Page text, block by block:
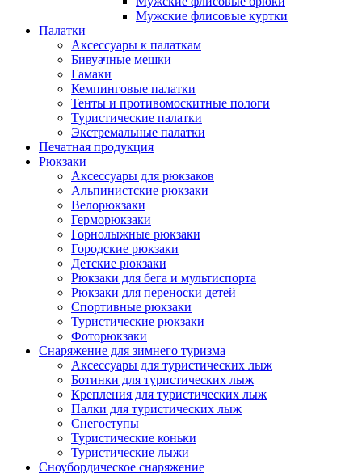
Мужские флисовые куртки
Палатки
Аксессуары к палаткам
Бивуачные мешки
Гамаки
Кемпинговые палатки
Тенты и противомоскитные пологи
Туристические палатки
Экстремальные палатки
Печатная продукция
Рюкзаки
Аксессуары для рюкзаков
Альпинистские рюкзаки
Велорюкзаки
Герморюкзаки
Горнолыжные рюкзаки
Городские рюкзаки
Детские рюкзаки
Рюкзаки для бега и мультиспорта
Рюкзаки для переноски детей
Спортивные рюкзаки
Туристические рюкзаки
Фоторюкзаки
Снаряжение для зимнего туризма
Аксессуары для туристических лыж
Ботинки для туристических лыж
Крепления для туристических лыж
Палки для туристических лыж
Снегоступы
Туристические коньки
Туристические лыжи
Сноубордическое снаряжение